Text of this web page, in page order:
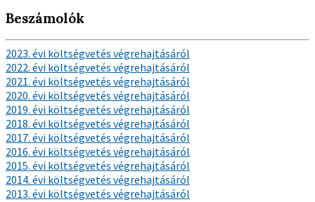
Beszámolók
2023. évi költségvetés végrehajtásáról
2022. évi költségvetés végrehajtásáról
2021. évi költségvetés végrehajtásáról
2020. évi költségvetés végrehajtásáról
2019. évi költségvetés végrehajtásáról
2018. évi költségvetés végrehajtásáról
2017. évi költségvetés végrehajtásáról
2016. évi költségvetés végrehajtásáról
2015. évi költségvetés végrehajtásáról
2014. évi költségvetés végrehajtásáról
2013. évi költségvetés végrehajtásáról